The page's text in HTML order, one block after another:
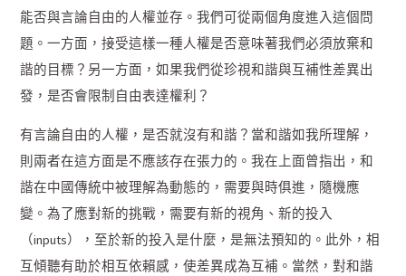
能否與言論自由的人權並存。我們可從兩個角度進入這個問
題。一方面，接受這樣一種人權是否意味著我們必須放棄和
諧的目標？另一方面，如果我們從珍視和諧與互補性差異出
發，是否會限制自由表達權利？
有言論自由的人權，是否就沒有和諧？當和諧如我所理解，
則兩者在這方面是不應該存在張力的。我在上面曾指出，和
諧在中國傳統中被理解為動態的，需要與時俱進，隨機應
變。為了應對新的挑戰，需要有新的視角、新的投入
（inputs），至於新的投入是什麼，是無法預知的。此外，相
互傾聽有助於相互依賴感，使差異成為互補。當然，對和諧